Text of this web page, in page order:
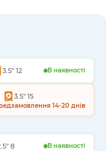
3.5" 12 В наявності
3.5" 15
14-20 днів
8 В наявності